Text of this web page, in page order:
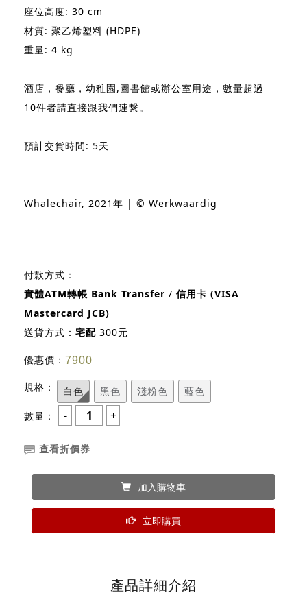
座位高度: 30 cm
材質: 聚乙烯塑料 (HDPE)
重量: 4 kg
酒店，餐廳，幼稚園,圖書館或辦公室用途，數量超過
10件者請直接跟我們連繋。
預計交貨時間: 5天
Whalechair, 2021年 | © Werkwaardig
付款方式：
實體ATM轉帳 Bank Transfer / 信用卡 (VISA
Mastercard JCB)
送貨方式： 宅配 300元
優惠價： 7900
規格： 白色 黑色 淺粉色
藍色
數量：
查看折價券
加入購物車
立即購買
產品詳細介紹